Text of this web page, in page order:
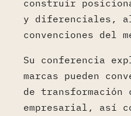
construir
y diferenciales,
convenciones del
Su conferencia
marcas pueden
de
empresarial, así